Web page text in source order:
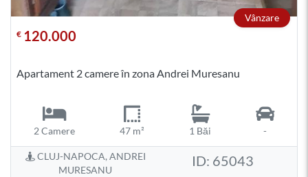
Vânzare
€ 120.000
Apartament 2 camere în zona Andrei Muresanu
2 Camere 47 m² 1 Băi -
CLUJ-NAPOCA, ANDREI
MURESANU
ID: 65043